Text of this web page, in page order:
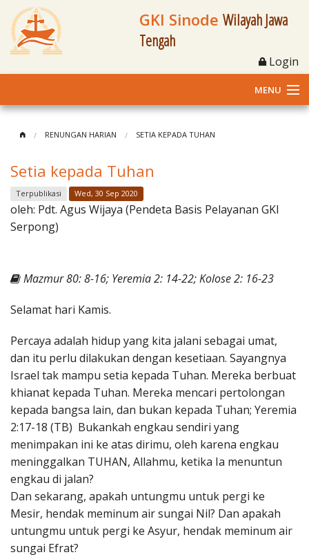
GKI Sinode Wilayah Jawa
Tengah
Login
MENU
Klasis dan Jemaat
Berita Kegiatan
Materi
RENUNGAN HARIAN SETIA KEPADA TUHAN
Setia kepada Tuhan
Terpublikasi Wed, 30 Sep 2020
oleh: Pdt. Agus Wijaya (Pendeta Basis Pelayanan GKI
Serpong)
Mazmur 80: 8-16; Yeremia 2: 14-22; Kolose 2: 16-23
Selamat hari Kamis.
Percaya adalah hidup yang kita jalani sebagai umat,
dan itu perlu dilakukan dengan kesetiaan. Sayangnya
Israel tak mampu setia kepada Tuhan. Mereka berbuat
khianat kepada Tuhan. Mereka mencari pertolongan
kepada bangsa lain, dan bukan kepada Tuhan; Yeremia
2:17-18 (TB) Bukankah engkau sendiri yang
menimpakan ini ke atas dirimu, oleh karena engkau
meninggalkan TUHAN, Allahmu, ketika Ia menuntun
engkau di jalan?
Dan sekarang, apakah untungmu untuk pergi ke
Mesir, hendak meminum air sungai Nil? Dan apakah
untungmu untuk pergi ke Asyur, hendak meminum air
sungai Efrat?